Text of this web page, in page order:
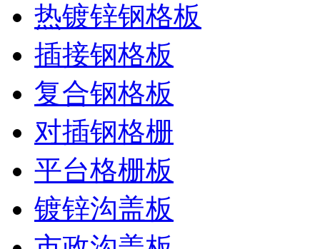
热镀锌钢格板
插接钢格板
复合钢格板
对插钢格栅
平台格栅板
镀锌沟盖板